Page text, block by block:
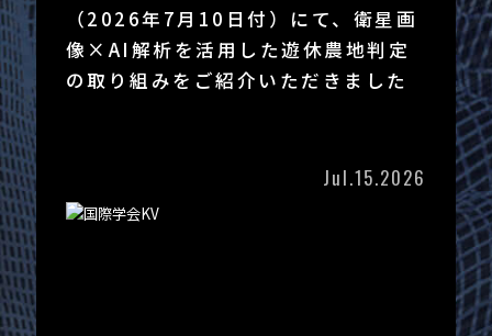
（2026年7月10日付）にて、衛星画
像×AI解析を活用した遊休農地判定
の取り組みをご紹介いただきました
Jul.15.2026